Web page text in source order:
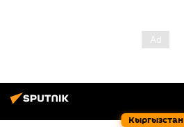
Кыргызстан